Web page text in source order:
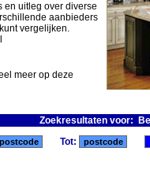
en uitleg over diverse
aanbieders
vergelijken.
meer op deze
Zoekresultaten voor:
Tot: